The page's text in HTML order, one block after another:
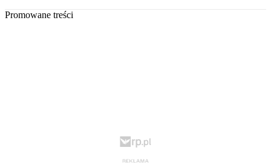
Promowane treści